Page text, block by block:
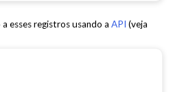
esses registros usando a API (veja